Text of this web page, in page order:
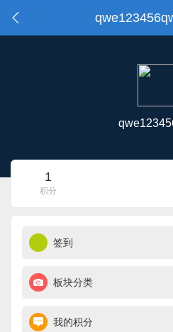
1
积分
签到
板块分类
我的积分